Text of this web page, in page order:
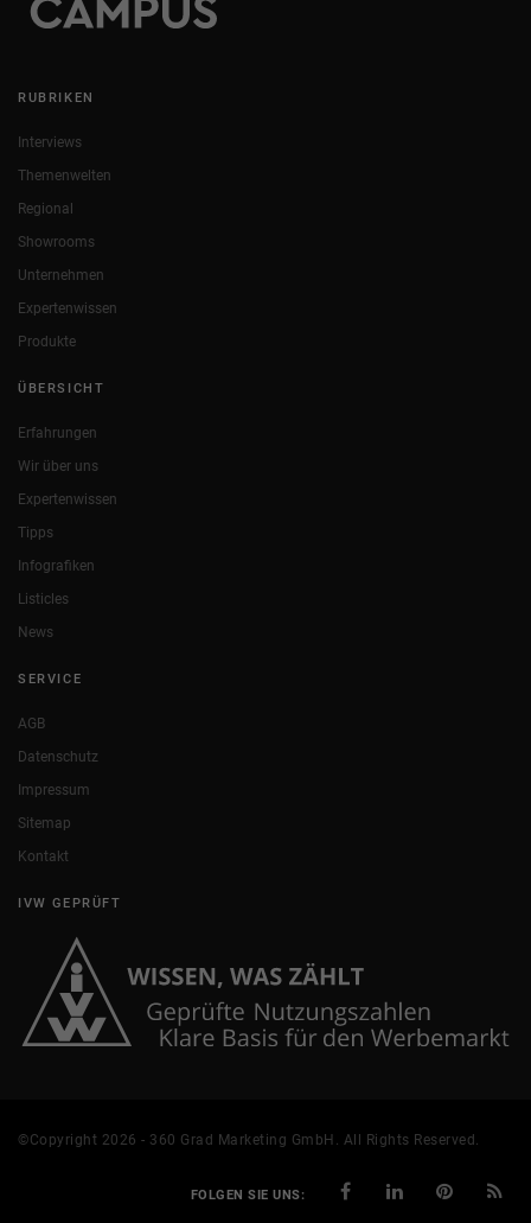
RUBRIKEN
Interviews
Themenwelten
Regional
Showrooms
Unternehmen
Expertenwissen
Produkte
ÜBERSICHT
Erfahrungen
Wir über uns
Expertenwissen
Tipps
Infografiken
Listicles
News
SERVICE
AGB
Datenschutz
Impressum
Sitemap
Kontakt
IVW GEPRÜFT
©Copyright 2026 - 360 Grad Marketing GmbH. All Rights Reserved.
FOLGEN SIE UNS: